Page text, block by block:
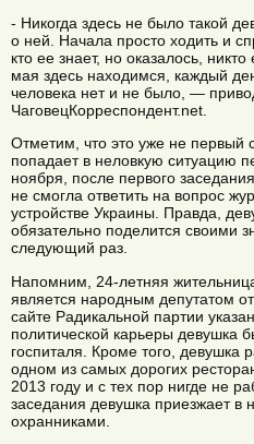
- Никогда здесь не было такой
о ней. Начала просто ходить и
кто ее знает, но оказалось,
мая здесь находимся, каждый
человека нет и не было, —
ЧаговецКорреспондент.net.
Отметим, что это уже не первый
попадает в неловкую ситуацию
ноября, после первого
не смогла ответить на вопрос
устройстве Украины. Правда,
обязательно поделится своими
следующий раз.
Напомним, 24-летняя
является народным депутатом
сайте Радикальной партии
политической карьеры девушка
госпиталя. Кроме того, девушка
одном из самых дорогих
2013 году и с тех пор нигде не
заседания девушка приезжает в
охранниками.